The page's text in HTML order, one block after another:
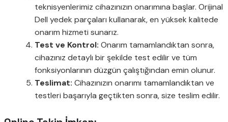
teknisyenlerimiz cihazınızın onarımına başlar. Orijinal
Dell yedek parçaları kullanarak, en yüksek kalitede
onarım hizmeti sunarız.
Test ve Kontrol: Onarım tamamlandıktan sonra,
cihazınız detaylı bir şekilde test edilir ve tüm
fonksiyonlarının düzgün çalıştığından emin olunur.
Teslimat: Cihazınızın onarımı tamamlandıktan ve
testleri başarıyla geçtikten sonra, size teslim edilir.